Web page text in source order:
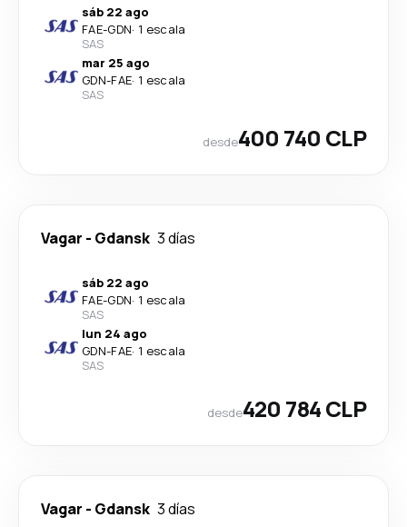
sáb 22 ago
FAE-GDN· 1 escala
SAS
mar 25 ago
GDN-FAE· 1 escala
SAS
desde400 740 CLP
Vagar - Gdansk 3 días
sáb 22 ago
FAE-GDN· 1 escala
SAS
lun 24 ago
GDN-FAE· 1 escala
SAS
desde420 784 CLP
Vagar - Gdansk 3 días